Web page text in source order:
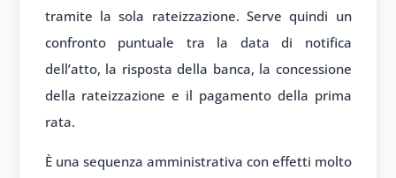
tramite la sola rateizzazione. Serve quindi un
confronto puntuale tra la data di notifica
dell’atto, la risposta della banca, la concessione
della rateizzazione e il pagamento della prima
rata.
È una sequenza amministrativa con effetti molto